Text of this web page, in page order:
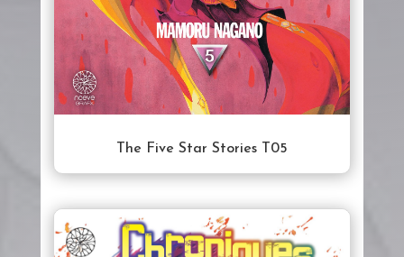
The Five Star Stories T05